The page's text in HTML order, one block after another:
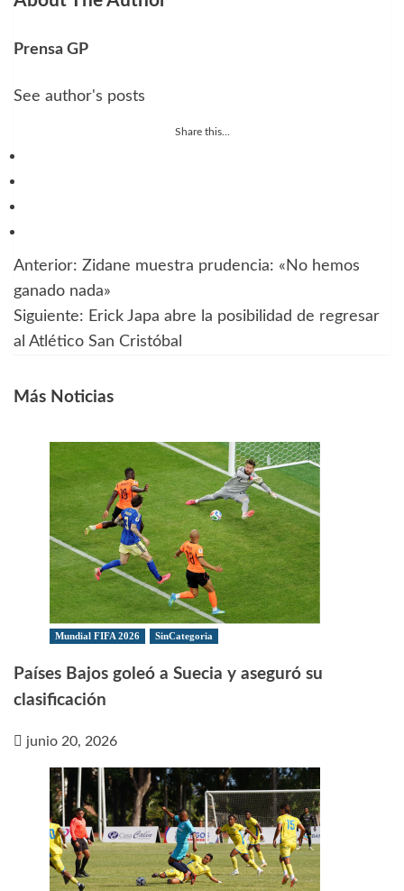
Prensa GP
See author's posts
Share this...
Navegación
de
entradas
Anterior: Zidane muestra prudencia: «No hemos
ganado nada»
Siguiente: Erick Japa abre la posibilidad de regresar
al Atlético San Cristóbal
Más Noticias
Mundial FIFA 2026 SinCategoria
Países Bajos goleó a Suecia y aseguró su
clasificación
junio 20, 2026